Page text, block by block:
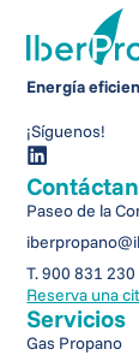
Energía
¡Síguenos!
Servicios
Gas Propano
Paseo de la
T. 900 831 230
Reserva una